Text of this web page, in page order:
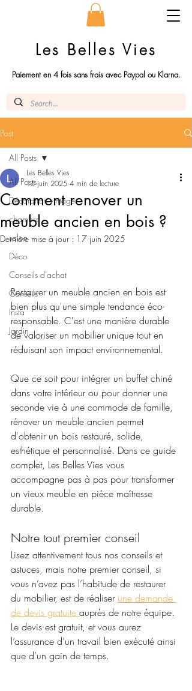
Les Belles Vies
Paiement en 4 fois sans frais avec Paypal ou Klarna.
Post
All Posts
Décoration vintage
chambre
salon
Déco
Conseils d'achat
Conseils
Insta
Jardin
All Posts
Comment renover un
meuble ancien en bois ?
Les Belles Vies
15 juin 2025 4 min de lecture
Dernière mise à jour : 17 juin 2025
Restaurer un meuble ancien en bois est
bien plus qu'une simple tendance éco-
responsable. C'est une manière durable
de valoriser un mobilier unique tout en
réduisant son impact environnemental.
Que ce soit pour intégrer un buffet chiné
dans votre intérieur ou pour donner une
seconde vie à une commode de famille,
rénover un meuble ancien permet
d'obtenir un bois restauré, solide,
esthétique et personnalisé. Dans ce guide
complet, Les Belles Vies vous
accompagne pas à pas pour transformer
un vieux meuble en pièce maîtresse
durable.
Notre tout premier conseil
Lisez attentivement tous nos conseils et
astuces, mais notre premier conseil, si
vous n’avez pas l’habitude de restaurer
du mobilier, est de réaliser une demande
de devis gratuite auprès de notre équipe.
Le devis est gratuit, et vous aurez
l’assurance d’un travail bien exécuté ainsi
que d’un gain de temps.